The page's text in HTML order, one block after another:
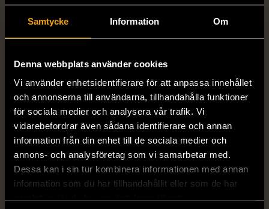
Samtycke Information Om
Denna webbplats använder cookies
Vi använder enhetsidentifierare för att anpassa innehållet
och annonserna till användarna, tillhandahålla funktioner
för sociala medier och analysera vår trafik. Vi
vidarebefordrar även sådana identifierare och annan
information från din enhet till de sociala medier och
annons- och analysföretag som vi samarbetar med.
Dessa kan i sin tur kombinera informationen med annan
information som du har tillhandahållit eller som de har
1/4
OKÄNT MÄRKE
Örhängen i sterlingsilver
med spikberlocker
Mycket gott skick
1/5
OKÄNT MÄRKE
Armband med färgglada
kulor
Gott skick